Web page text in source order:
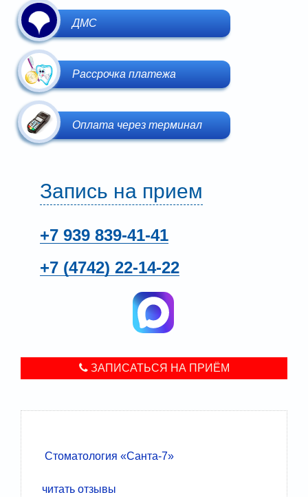
ДМС
Рассрочка платежа
Оплата через терминал
Запись на прием
+7 939 839-41-41
+7 (4742) 22-14-22
ЗАПИСАТЬСЯ НА ПРИЁМ
Стоматология «Санта-7»
читать отзывы